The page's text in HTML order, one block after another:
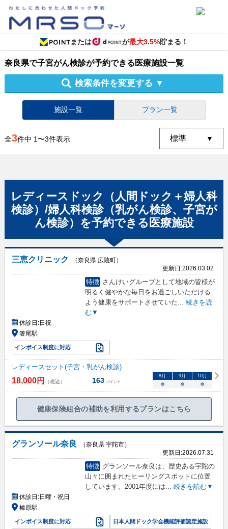
または が最大3.5%貯まる！
奈良県で子宮がん検診が予約できる医療施設一覧
検索条件を変更する ▼
施設一覧 プラン一覧
全3件中 1〜3件表示
レディースドック（人間ドック＋婦人科
検診）/婦人科検診（乳がん検診、子宮が
ん検診） を予約できる 医療施設
三恵クリニック
（奈良県 広陵町）
更新日:2026.03.02
特徴 さんけいグループとして地域の皆様が
明るく健やかな毎日をお過ごしいただける
よう健康をサポートさせていた... 続きを読
む▼
休診日:日祝
箸尾駅
インボイス制度に対応
レディースセット(子宮・乳がん検診)
18,000円 （税込） 163 ポイント
8月 9月 10月
○ ○ ○
健康保険組合の補助を利用するプランはこちら
グランソール奈良
（奈良県 宇陀市）
更新日:2026.07.31
特徴 グランソール奈良は、歴史ある宇陀の
山々に囲まれたヒーリングスポットに位置
しています。2001年度には... 続きを読む▼
休診日:日曜・祝日
榛原駅
インボイス制度に対応 日本人間ドック学会機能評価認定施設